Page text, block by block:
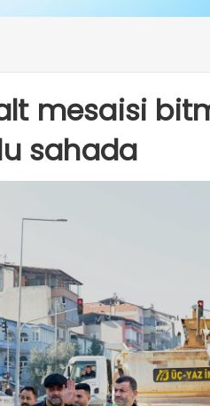
mesaisi
sahada